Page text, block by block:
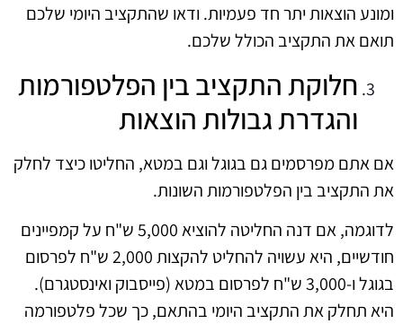
ומונע הוצאות יתר חד פעמיות. ודאו שהתקציב היומי שלכם
תואם את התקציב הכולל שלכם.
חלוקת התקציב בין הפלטפורמות
והגדרת גבולות הוצאות
אם אתם מפרסמים גם בגוגל וגם במטא, החליטו כיצד לחלק
את התקציב בין הפלטפורמות השונות.
לדוגמה, אם דנה החליטה להוציא 5,000 ש"ח על קמפיינים
חודשיים, היא עשויה להחליט להקצות 2,000 ש"ח לפרסום
בגוגל ו-3,000 ש"ח לפרסום במטא (פייסבוק ואינסטגרם).
היא תחלק את התקציב היומי בהתאם, כך שכל פלטפורמה